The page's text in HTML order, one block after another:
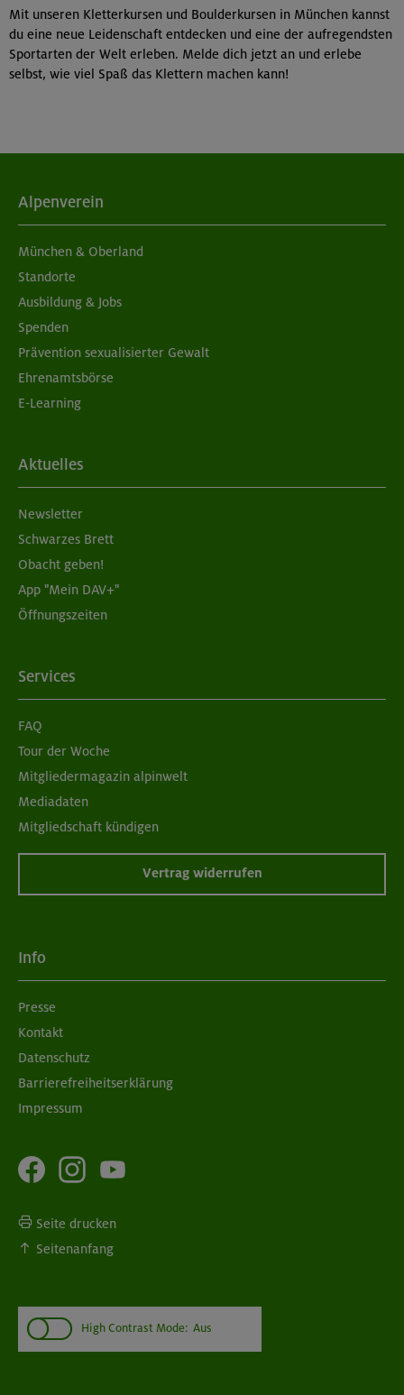
Mit unseren Kletterkursen und Boulderkursen in München kannst
du eine neue Leidenschaft entdecken und eine der aufregendsten
Sportarten der Welt erleben. Melde dich jetzt an und erlebe
selbst, wie viel Spaß das Klettern machen kann!
Alpenverein
München & Oberland
Standorte
Ausbildung & Jobs
Spenden
Prävention sexualisierter Gewalt
Ehrenamtsbörse
E-Learning
Aktuelles
Newsletter
Schwarzes Brett
Obacht geben!
App "Mein DAV+"
Öffnungszeiten
Services
FAQ
Tour der Woche
Mitgliedermagazin alpinwelt
Mediadaten
Mitgliedschaft kündigen
Vertrag widerrufen
Info
Presse
Kontakt
Datenschutz
Barrierefreiheitserklärung
Impressum
Seite drucken
Seitenanfang
High Contrast Mode: Aus